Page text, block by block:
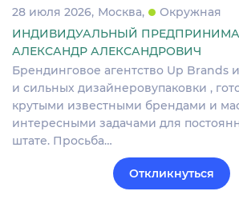
28 июля 2026 Москва
Окружная
ИНДИВИДУАЛЬНЫЙ
АЛЕКСАНДР АЛЕКСАНДРОВИЧ
Брендинговое агентство Up Brands
и сильных дизайнеровупаковки ,
крутыми известными брендами и
интересными задачами для
штате. Просьба…
Откликнуться